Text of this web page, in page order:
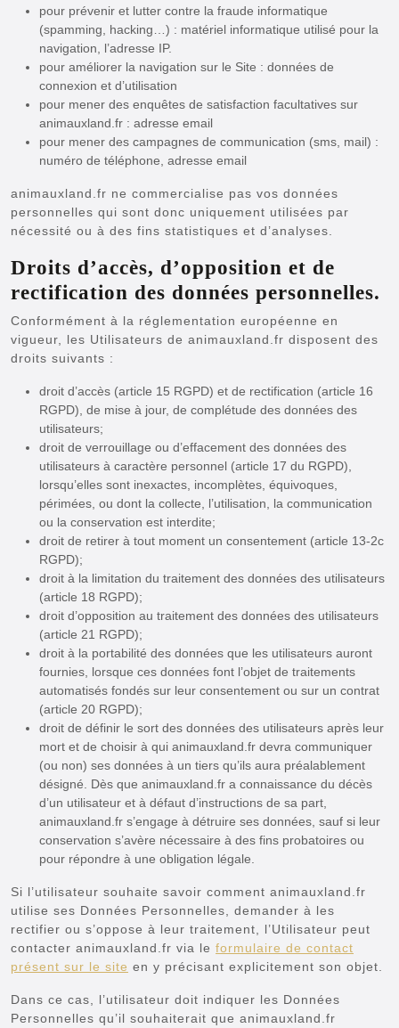
pour prévenir et lutter contre la fraude informatique
(spamming, hacking…) : matériel informatique utilisé pour la
navigation, l’adresse IP.
pour améliorer la navigation sur le Site : données de
connexion et d’utilisation
pour mener des enquêtes de satisfaction facultatives sur
animauxland.fr : adresse email
pour mener des campagnes de communication (sms, mail) :
numéro de téléphone, adresse email
animauxland.fr ne commercialise pas vos données
personnelles qui sont donc uniquement utilisées par
nécessité ou à des fins statistiques et d’analyses.
Droits d’accès, d’opposition et de
rectification des données personnelles.
Conformément à la réglementation européenne en
vigueur, les Utilisateurs de animauxland.fr disposent des
droits suivants :
droit d’accès (article 15 RGPD) et de rectification (article 16
RGPD), de mise à jour, de complétude des données des
utilisateurs;
droit de verrouillage ou d’effacement des données des
utilisateurs à caractère personnel (article 17 du RGPD),
lorsqu’elles sont inexactes, incomplètes, équivoques,
périmées, ou dont la collecte, l’utilisation, la communication
ou la conservation est interdite;
droit de retirer à tout moment un consentement (article 13-2c
RGPD);
droit à la limitation du traitement des données des utilisateurs
(article 18 RGPD);
droit d’opposition au traitement des données des utilisateurs
(article 21 RGPD);
droit à la portabilité des données que les utilisateurs auront
fournies, lorsque ces données font l’objet de traitements
automatisés fondés sur leur consentement ou sur un contrat
(article 20 RGPD);
droit de définir le sort des données des utilisateurs après leur
mort et de choisir à qui animauxland.fr devra communiquer
(ou non) ses données à un tiers qu’ils aura préalablement
désigné. Dès que animauxland.fr a connaissance du décès
d’un utilisateur et à défaut d’instructions de sa part,
animauxland.fr s’engage à détruire ses données, sauf si leur
conservation s’avère nécessaire à des fins probatoires ou
pour répondre à une obligation légale.
Si l’utilisateur souhaite savoir comment animauxland.fr
utilise ses Données Personnelles, demander à les
rectifier ou s’oppose à leur traitement, l’Utilisateur peut
contacter animauxland.fr via le formulaire de contact
présent sur le site en y précisant explicitement son objet.
Dans ce cas, l’utilisateur doit indiquer les Données
Personnelles qu’il souhaiterait que animauxland.fr